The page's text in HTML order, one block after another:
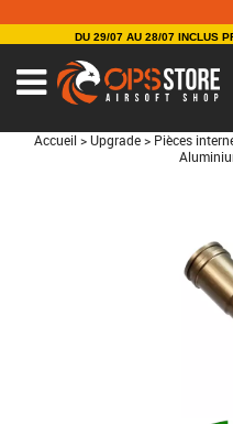
DU 29/07 AU 28/07 INCLUS
Accueil > Upgrade > Pièces